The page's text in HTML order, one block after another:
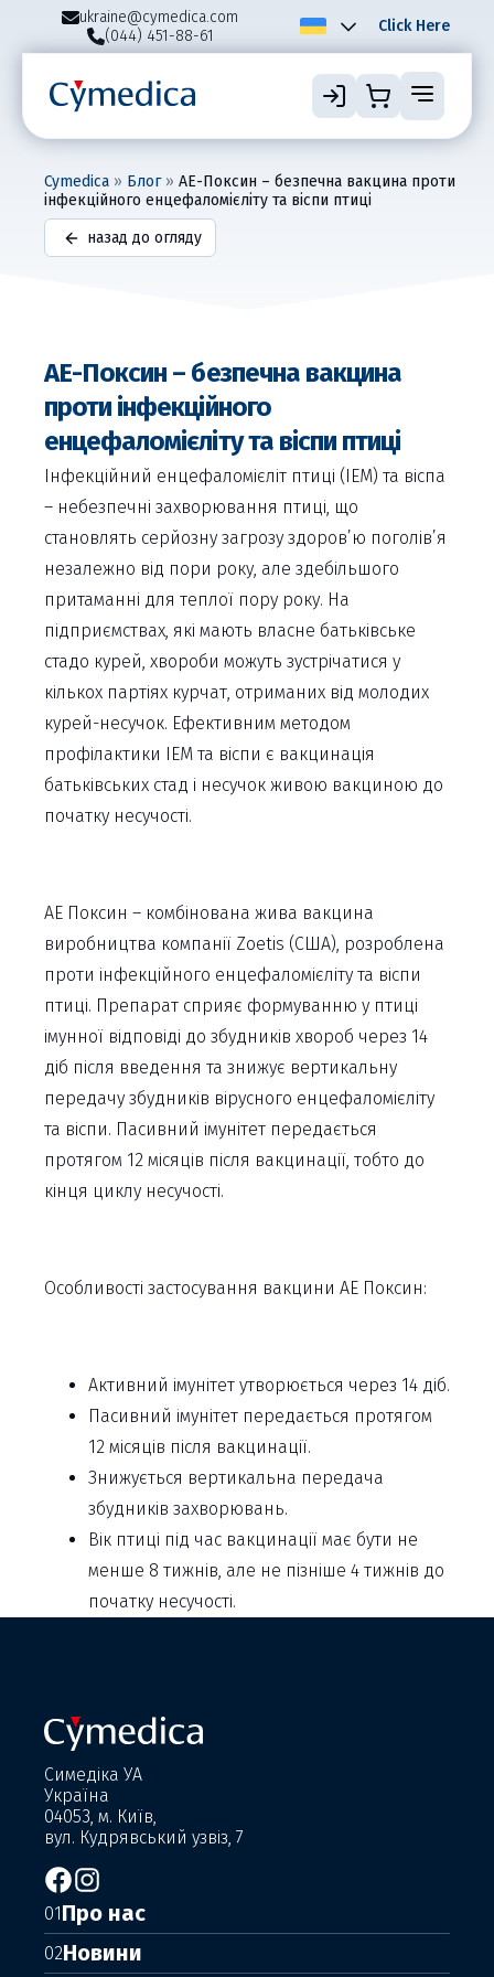
ukraine@cymedica.com
(044) 451-88-61
Click Here
Cymedica » Блог» АЕ-Поксин – безпечна вакцина проти
інфекційного енцефаломієліту та віспи птиці
назад до огляду
АЕ-Поксин – безпечна вакцина
проти інфекційного
енцефаломієліту та віспи птиці
Інфекційний енцефаломієліт птиці (ІЕМ) та віспа
– небезпечні захворювання птиці, що
становлять серйозну загрозу здоров’ю поголів’я
незалежно від пори року, але здебільшого
притаманні для теплої пору року. На
підприємствах, які мають власне батьківське
стадо курей, хвороби можуть зустрічатися у
кількох партіях курчат, отриманих від молодих
курей-несучок. Ефективним методом
профілактики ІЕМ та віспи є вакцинація
батьківських стад і несучок живою вакциною до
початку несучості.
АЕ Поксин – комбінована жива вакцина
виробництва компанії Zoetis (США), розроблена
проти інфекційного енцефаломієліту та віспи
птиці. Препарат сприяє формуванню у птиці
імунної відповіді до збудників хвороб через 14
діб після введення та знижує вертикальну
передачу збудників вірусного енцефаломієліту
та віспи. Пасивний імунітет передається
протягом 12 місяців після вакцинації, тобто до
кінця циклу несучості.
Особливості застосування вакцини АЕ Поксин:
Активний імунітет утворюється через 14 діб.
Пасивний імунітет передається протягом
12 місяців після вакцинації.
Знижується вертикальна передача
збудників захворювань.
Вік птиці під час вакцинації має бути не
менше 8 тижнів, але не пізніше 4 тижнів до
початку несучості.
Симедіка УА
Україна
04053, м. Київ,
вул. Кудрявський узвіз, 7
01Про нас
02Новини